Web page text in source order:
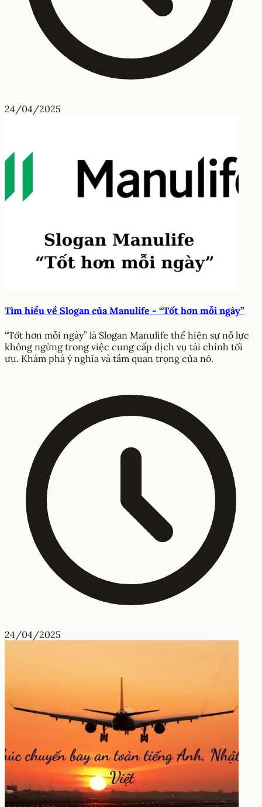
24/04/2025
Tìm hiểu về Slogan của Manulife - “Tốt hơn mỗi ngày”
“Tốt hơn mỗi ngày” là Slogan Manulife thể hiện sự nỗ lực
không ngừng trong việc cung cấp dịch vụ tài chính tối
ưu. Khám phá ý nghĩa và tầm quan trọng của nó.
24/04/2025